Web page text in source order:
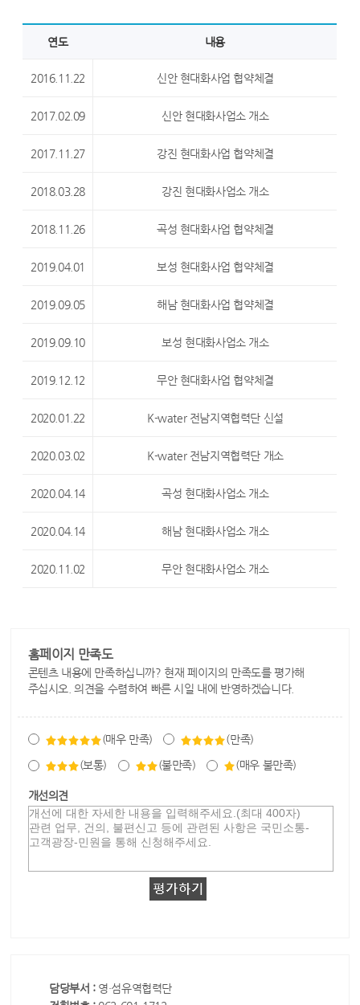
연도 내용
2016.11.22 신안 현대화사업 협약체결
2017.02.09 신안 현대화사업소 개소
2017.11.27 강진 현대화사업 협약체결
2018.03.28 강진 현대화사업소 개소
2018.11.26 곡성 현대화사업 협약체결
2019.04.01 보성 현대화사업 협약체결
2019.09.05 해남 현대화사업 협약체결
2019.09.10 보성 현대화사업소 개소
2019.12.12 무안 현대화사업 협약체결
2020.01.22 K-water 전남지역협력단 신설
2020.03.02 K-water 전남지역협력단 개소
2020.04.14 곡성 현대화사업소 개소
2020.04.14 해남 현대화사업소 개소
2020.11.02 무안 현대화사업소 개소
홈페이지 만족도
콘텐츠 내용에 만족하십니까? 현재 페이지의 만족도를 평가해
주십시오. 의견을 수렴하여 빠른 시일 내에 반영하겠습니다.
(매우 만족) (만족)
(보통) (불만족) (매우 불만족)
개선의견
담당부서 : 영·섬유역협력단